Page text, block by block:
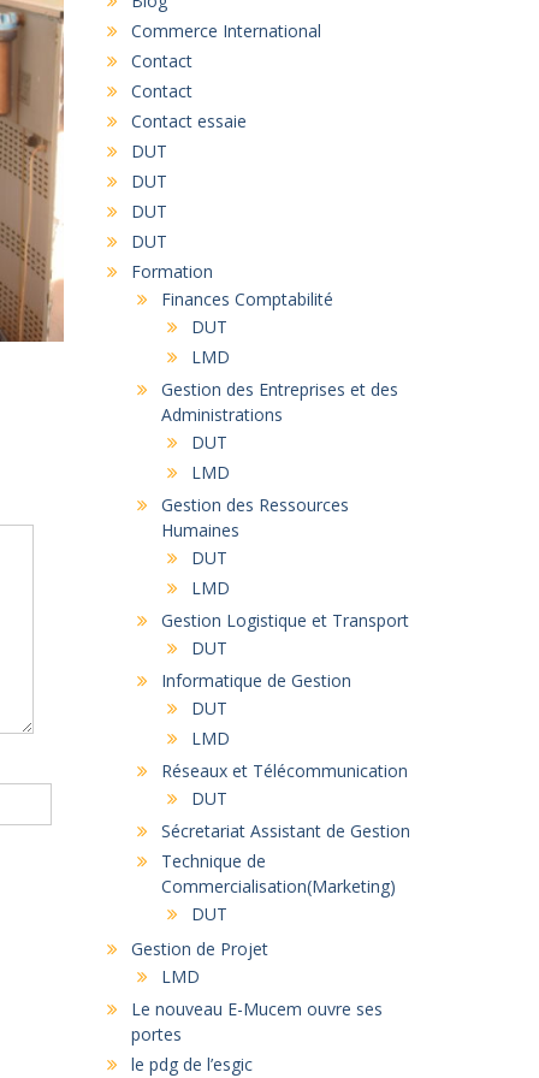
Commerce International
Contact
Contact
Contact essaie
DUT
DUT
DUT
DUT
Formation
Finances Comptabilité
DUT
LMD
Gestion des Entreprises et des
Administrations
DUT
LMD
Gestion des Ressources
Humaines
DUT
LMD
Gestion Logistique et Transport
DUT
Informatique de Gestion
DUT
LMD
Réseaux et Télécommunication
DUT
Sécretariat Assistant de Gestion
Technique de
Commercialisation(Marketing)
DUT
Gestion de Projet
LMD
Le nouveau E-Mucem ouvre ses
portes
le pdg de l’esgic